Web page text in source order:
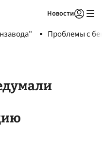
Новости
Проблемы с